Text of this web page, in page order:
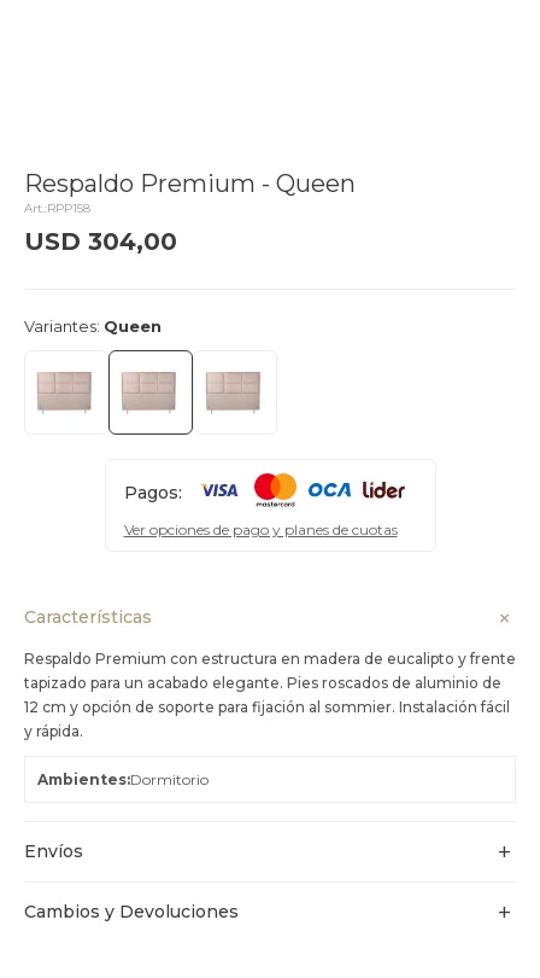
Respaldo Premium - Queen
RPP158
USD 304,00
Variantes: Queen
Pagos:
Ver opciones de pago y planes de cuotas
Características
Respaldo Premium con estructura en madera de eucalipto y frente
tapizado para un acabado elegante. Pies roscados de aluminio de
12 cm y opción de soporte para fijación al sommier. Instalación fácil
y rápida.
Ambientes Dormitorio
Envíos
Cambios y Devoluciones